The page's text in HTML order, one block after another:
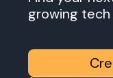
growing